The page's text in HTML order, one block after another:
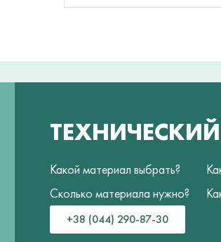
Какой материал выбрать?
Сколько материала нужно?
+38 (044) 290-87-30